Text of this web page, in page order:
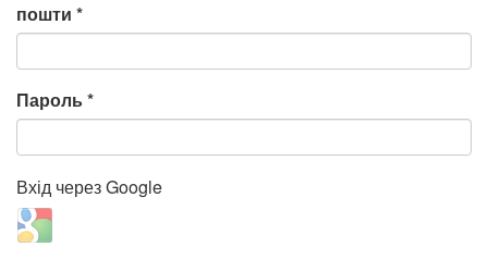
пошти *
Пароль*
Вхід через Google
Login
with